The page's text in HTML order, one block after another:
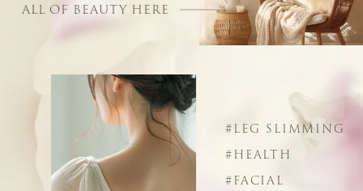
ALL OF BEAUTY HERE
#LEG SLIMMING
#HEALTH
#FACIAL